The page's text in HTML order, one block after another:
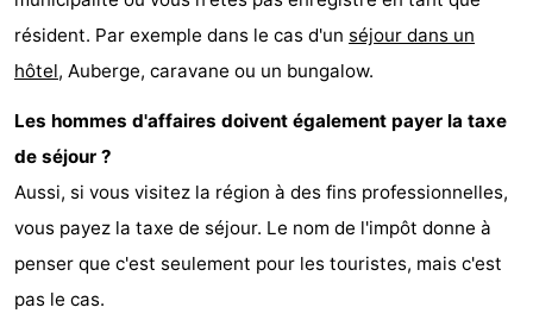
-
Hollands
Duin
Noordwijk
-
Katwijk
-
Scheveningen
-
La
-
résident. Par exemple dans le cas d'un séjour dans un
hôtel, Auberge, caravane ou un bungalow.
Les hommes d'affaires doivent également payer la taxe
de séjour ?
Aussi, si vous visitez la région à des fins professionnelles,
vous payez la taxe de séjour. Le nom de l'impôt donne à
penser que c'est seulement pour les touristes, mais c'est
pas le cas.